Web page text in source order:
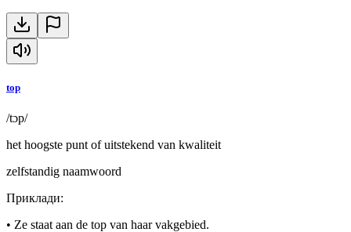
top
/tɔp/
het hoogste punt of uitstekend van kwaliteit
zelfstandig naamwoord
Приклади:
• Ze staat aan de top van haar vakgebied.